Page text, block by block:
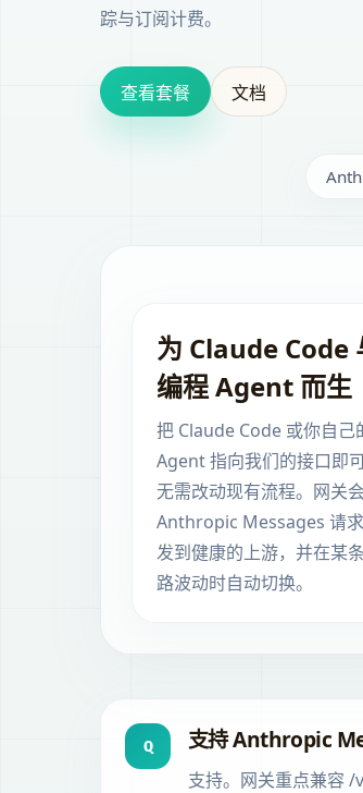
踪与订阅计费。
查看套餐 文档
为 Claude Code
编程 Agent 而生
把 Claude Code 或你自己
Agent 指向我们的接口即可
无需改动现有流程。网关
Anthropic Messages 请
发到健康的上游，并在某
路波动时自动切换。
Q 支持 Anthropic
支持。网关重点兼容